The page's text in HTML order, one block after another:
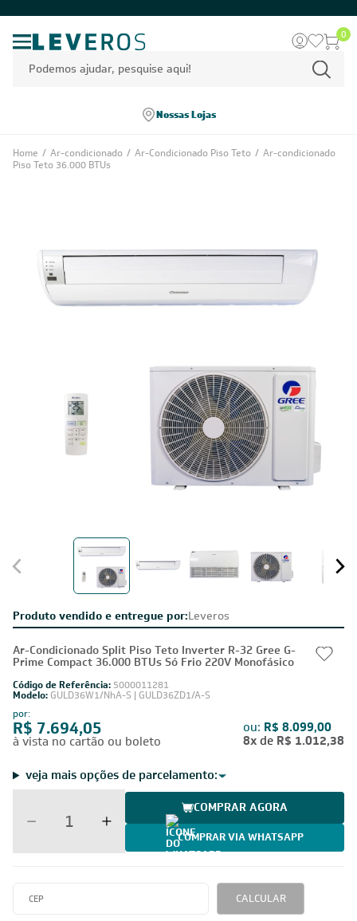
0
Nossas Lojas
Home / Ar-condicionado / Ar-Condicionado Piso Teto / Ar-condicionado
Piso Teto 36.000 BTUs
Produto vendido e entregue por:Leveros
Ar-Condicionado Split Piso Teto Inverter R-32 Gree G-
Prime Compact 36.000 BTUs Só Frio 220V Monofásico
Código de Referência: 5000011281
Modelo: GULD36W1/NhA-S | GULD36ZD1/A-S
por:
R$ 7.694,05
à vista no cartão ou boleto
ou: R$ 8.099,00
8x de R$ 1.012,38
veja mais opções de parcelamento:
COMPRAR AGORA
COMPRAR VIA WHATSAPP
CALCULAR